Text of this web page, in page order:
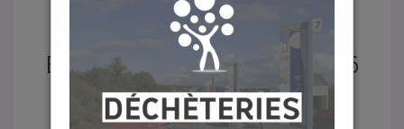
ÉCHO DU TRI N°31 - JUIN 2026